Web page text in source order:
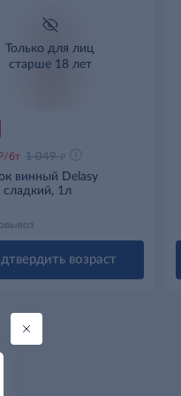
Только для лиц
старше 18 лет
/бт 1 049 д
винный Delasy
сладкий, 1л
возраст